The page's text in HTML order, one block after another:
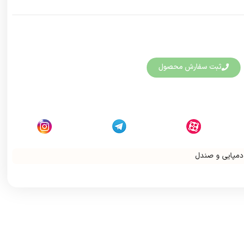
ثبت سفارش محصول
دمپایی و صندل